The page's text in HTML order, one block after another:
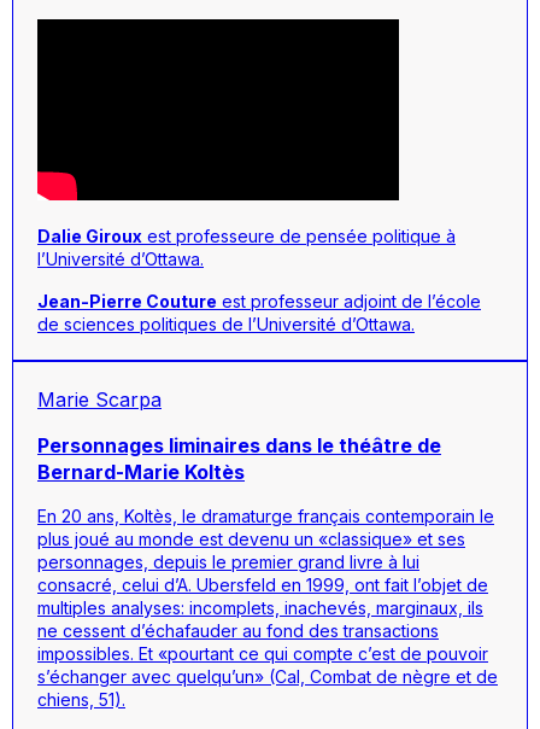
Dalie Giroux est professeure de pensée politique à
l’Université d’Ottawa.
Jean-Pierre Couture est professeur adjoint de l’école
de sciences politiques de l’Université d’Ottawa.
Marie Scarpa
Personnages liminaires dans le théâtre de
Bernard-Marie Koltès
En 20 ans, Koltès, le dramaturge français contemporain le
plus joué au monde est devenu un «classique» et ses
personnages, depuis le premier grand livre à lui
consacré, celui d’A. Ubersfeld en 1999, ont fait l’objet de
multiples analyses: incomplets, inachevés, marginaux, ils
ne cessent d’échafauder au fond des transactions
impossibles. Et «pourtant ce qui compte c’est de pouvoir
s’échanger avec quelqu’un» (Cal, Combat de nègre et de
chiens, 51).